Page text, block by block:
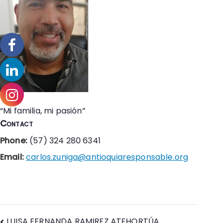
“Mi familia, mi pasión”
Contact
Phone:(57) 324 280 6341
Email:carlos.zuniga@antioquiaresponsable.org